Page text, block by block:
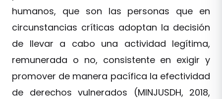
humanos, que son las personas que en
circunstancias críticas adoptan la decisión
de llevar a cabo una actividad legítima,
remunerada o no, consistente en exigir y
promover de manera pacífica la efectividad
de derechos vulnerados (MINJUSDH, 2018,